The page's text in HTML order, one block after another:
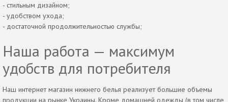
- стильным дизайном;
- удобством ухода;
- достаточной продолжительностью службы;
Наша работа — максимум
удобств для потребителя
Наш интернет магазин нижнего белья реализует большие объемы
продукции на рынке Украины. Кроме домашней одежды (в том числе